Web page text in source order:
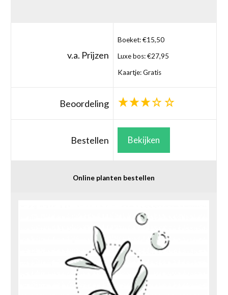
v.a. Prijzen
Boeket: €15,50
Luxe bos: €27,95
Kaartje: Gratis
Beoordeling
Bestellen Bekijken
Online planten bestellen